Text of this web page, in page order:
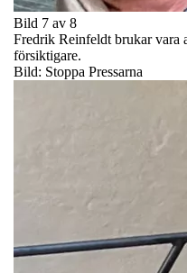
Bild 7 av 8
Fredrik Reinfeldt brukar vara
försiktigare.
Bild: Stoppa Pressarna